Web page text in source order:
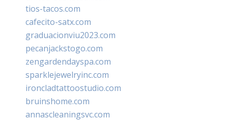
tios-tacos.com
cafecito-satx.com
graduacionviu2023.com
pecanjackstogo.com
zengardendayspa.com
sparklejewelryinc.com
ironcladtattoostudio.com
bruinshome.com
annascleaningsvc.com